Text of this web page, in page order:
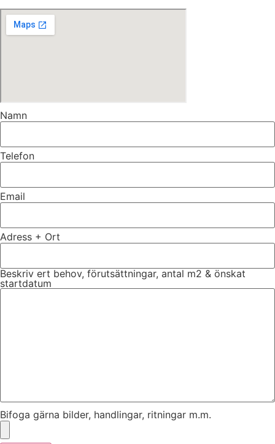
Namn
Telefon
Email
Adress + Ort
Beskriv ert behov, förutsättningar, antal m2 & önskat
startdatum
Bifoga gärna bilder, handlingar, ritningar m.m.